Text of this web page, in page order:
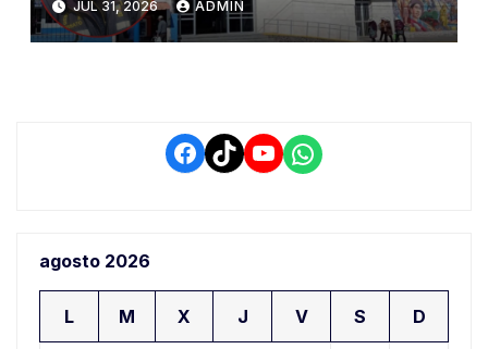
de Seguridad y Salud en el
Trabajo
JUL 31, 2026 ADMIN
Facebook
TikTokYouTube
WhatsApp
agosto 2026
L M X J V S D